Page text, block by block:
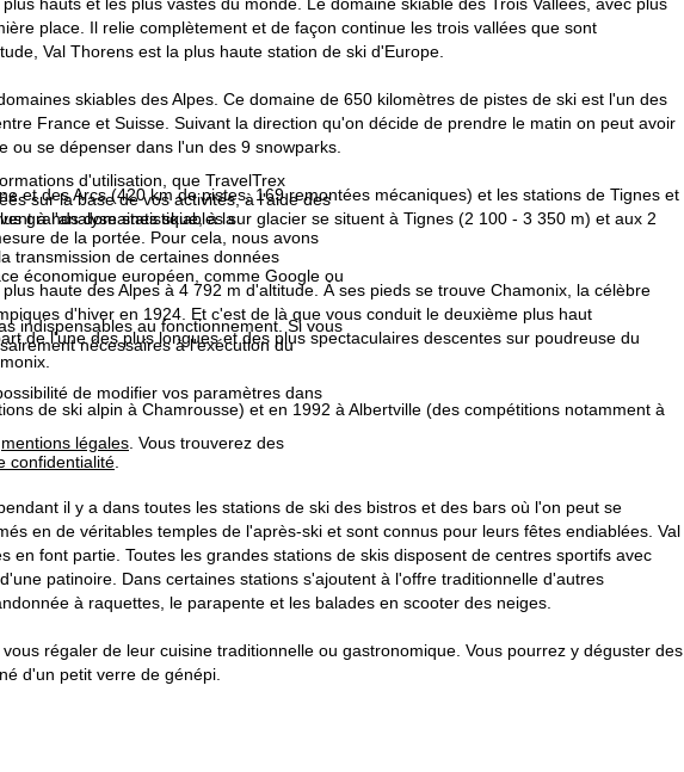
d'utilisation, que TravelTrex
sur la base de vos activités, à l'aide des
à l'analyse statistique, à la
de la portée. Pour cela, nous avons
transmission de certaines données
économique européen, comme Google ou
indispensables au fonctionnement. Si vous
nécessaires à l'exécution du
de modifier vos paramètres dans
mentions légales. Vous trouverez des
confidentialité.
place. Il relie complètement et de façon continue les trois vallées que sont
Val Thorens est la plus haute station de ski d'Europe.
skiables des Alpes. Ce domaine de 650 kilomètres de pistes de ski est l'un des
France et Suisse. Suivant la direction qu'on décide de prendre le matin on peut avoir
se dépenser dans l'un des 9 snowparks.
et des Arcs (420 km de pistes, 169 remontées mécaniques) et les stations de Tignes et
grands domaines skiables sur glacier se situent à Tignes (2 100 - 3 350 m) et aux 2
haute des Alpes à 4 792 m d'altitude. À ses pieds se trouve Chamonix, la célèbre
d'hiver en 1924. Et c'est de là que vous conduit le deuxième plus haut
de l'une des plus longues et des plus spectaculaires descentes sur poudreuse du
de ski alpin à Chamrousse) et en 1992 à Albertville (des compétitions notamment à
il y a dans toutes les stations de ski des bistros et des bars où l'on peut se
en de véritables temples de l'après-ski et sont connus pour leurs fêtes endiablées. Val
font partie. Toutes les grandes stations de skis disposent de centres sportifs avec
patinoire. Dans certaines stations s'ajoutent à l'offre traditionnelle d'autres
à raquettes, le parapente et les balades en scooter des neiges.
régaler de leur cuisine traditionnelle ou gastronomique. Vous pourrez y déguster des
d'un petit verre de génépi.